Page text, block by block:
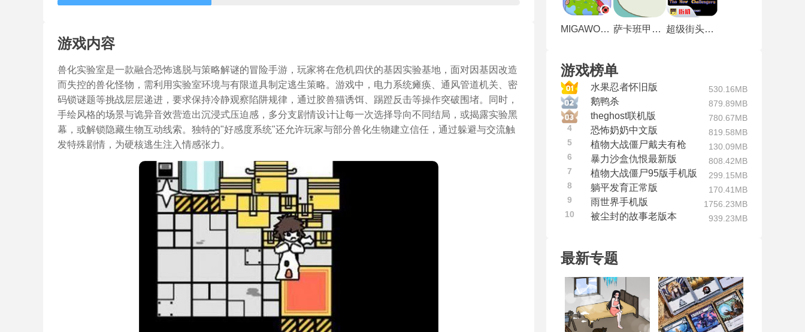
游戏内容
兽化实验室是一款融合恐怖逃脱与策略解谜的冒险手游，玩家将在危机四伏的基因实验基地，面对因基因改造
而失控的兽化怪物，需利用实验室环境与有限道具制定逃生策略。游戏中，电力系统瘫痪、通风管道机关、密
码锁谜题等挑战层层递进，要求保持冷静观察陷阱规律，通过胶兽猫诱饵、踢蹬反击等操作突破围堵。同时，
手绘风格的场景与诡异音效营造出沉浸式压迫感，多分支剧情设计让每一次选择导向不同结局，或揭露实验黑
幕，或解锁隐藏生物互动线索。独特的"好感度系统"还允许玩家与部分兽化生物建立信任，通过躲避与交流触
发特殊剧情，为硬核逃生注入情感张力。
MIGAWORLD免费解锁版 萨卡班甲鱼最新版 超级街头霸王2无敌版
游戏榜单
水果忍者怀旧版 530.16MB
鹅鸭杀 879.89MB
theghost联机版
780.67MB
4
恐怖奶奶中文版
819.58MB
5
植物大战僵尸戴夫有枪
130.09MB
6
暴力沙盒仇恨最新版
808.42MB
7
植物大战僵尸95版手机版
299.15MB
8
躺平发育正常版
170.41MB
9
雨世界手机版
1756.23MB
10
被尘封的故事老版本 939.23MB
最新专题